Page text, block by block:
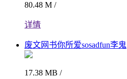
80.48 M /
详情
废文网书你所爱sosadfun李鬼
17.38 MB /